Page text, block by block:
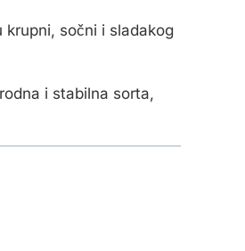
sočni i sladakog
i stabilna sorta,